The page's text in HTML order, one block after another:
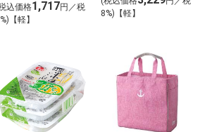
込価格1,717円／税
【軽】
8%)【軽】